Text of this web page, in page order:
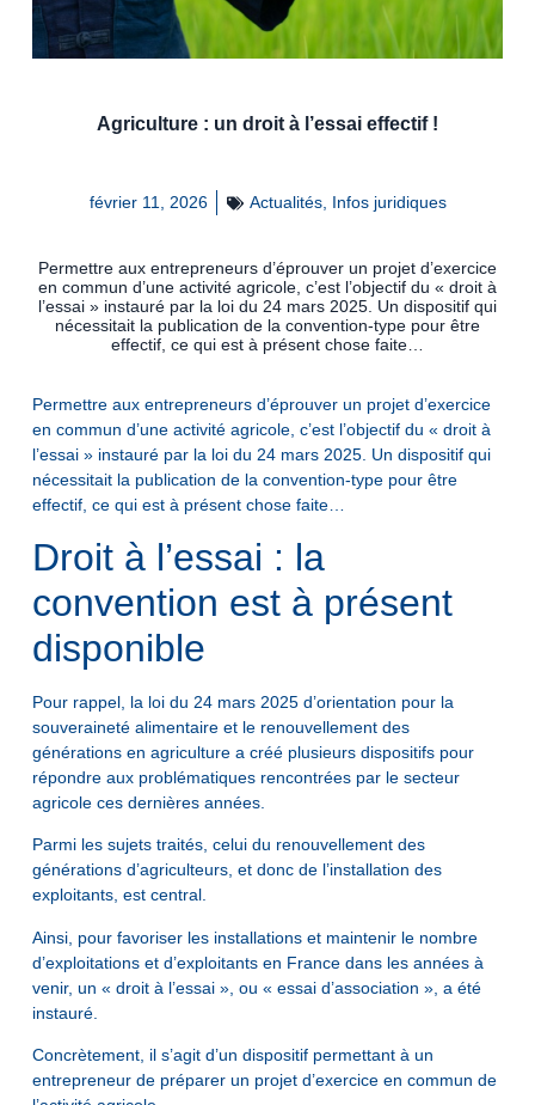
Agriculture : un droit à l’essai effectif !
février 11, 2026 Actualités, Infos juridiques
Permettre aux entrepreneurs d’éprouver un projet d’exercice
en commun d’une activité agricole, c’est l’objectif du « droit à
l’essai » instauré par la loi du 24 mars 2025. Un dispositif qui
nécessitait la publication de la convention-type pour être
effectif, ce qui est à présent chose faite…
Permettre aux entrepreneurs d’éprouver un projet d’exercice
en commun d’une activité agricole, c’est l’objectif du « droit à
l’essai » instauré par la loi du 24 mars 2025. Un dispositif qui
nécessitait la publication de la convention-type pour être
effectif, ce qui est à présent chose faite…
Droit à l’essai : la
convention est à présent
disponible
Pour rappel, la loi du 24 mars 2025 d’orientation pour la
souveraineté alimentaire et le renouvellement des
générations en agriculture a créé plusieurs dispositifs pour
répondre aux problématiques rencontrées par le secteur
agricole ces dernières années.
Parmi les sujets traités, celui du renouvellement des
générations d’agriculteurs, et donc de l’installation des
exploitants, est central.
Ainsi, pour favoriser les installations et maintenir le nombre
d’exploitations et d’exploitants en France dans les années à
venir, un « droit à l’essai », ou « essai d’association », a été
instauré.
Concrètement, il s’agit d’un dispositif permettant à un
entrepreneur de préparer un projet d’exercice en commun de